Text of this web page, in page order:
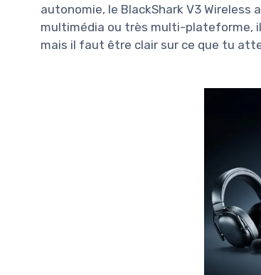
autonomie, le BlackShark V3
multimédia ou très multi-plateforme, il
mais il faut être clair sur ce que tu